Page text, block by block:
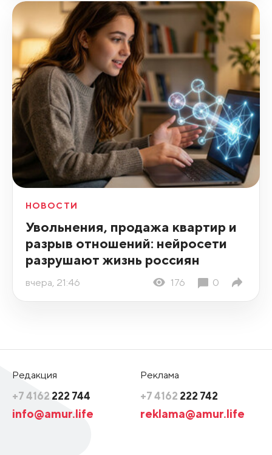
НОВОСТИ
Увольнения, продажа квартир и
разрыв отношений: нейросети
разрушают жизнь россиян
вчера, 21:46 176 0
Редакция
+7 4162 222 744
info@amur.life
Реклама
+7 4162 222 742
reklama@amur.life